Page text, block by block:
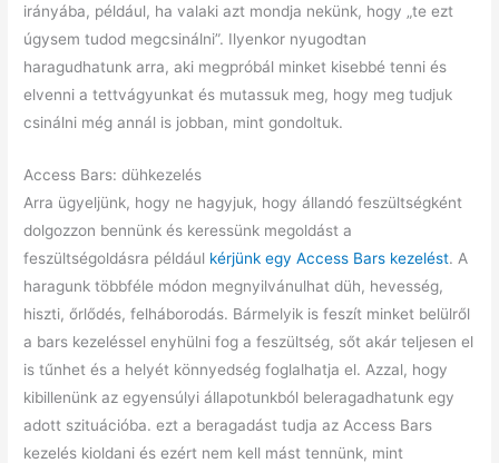
irányába, például, ha valaki azt mondja nekünk, hogy „te ezt
úgysem tudod megcsinálni”. Ilyenkor nyugodtan
haragudhatunk arra, aki megpróbál minket kisebbé tenni és
elvenni a tettvágyunkat és mutassuk meg, hogy meg tudjuk
csinálni még annál is jobban, mint gondoltuk.
Access Bars: dühkezelés
Arra ügyeljünk, hogy ne hagyjuk, hogy állandó feszültségként
dolgozzon bennünk és keressünk megoldást a
feszültségoldásra például kérjünk egy Access Bars kezelést. A
haragunk többféle módon megnyilvánulhat düh, hevesség,
hiszti, őrlődés, felháborodás. Bármelyik is feszít minket belülről
a bars kezeléssel enyhülni fog a feszültség, sőt akár teljesen el
is tűnhet és a helyét könnyedség foglalhatja el. Azzal, hogy
kibillenünk az egyensúlyi állapotunkból beleragadhatunk egy
adott szituációba. ezt a beragadást tudja az Access Bars
kezelés kioldani és ezért nem kell mást tennünk, mint